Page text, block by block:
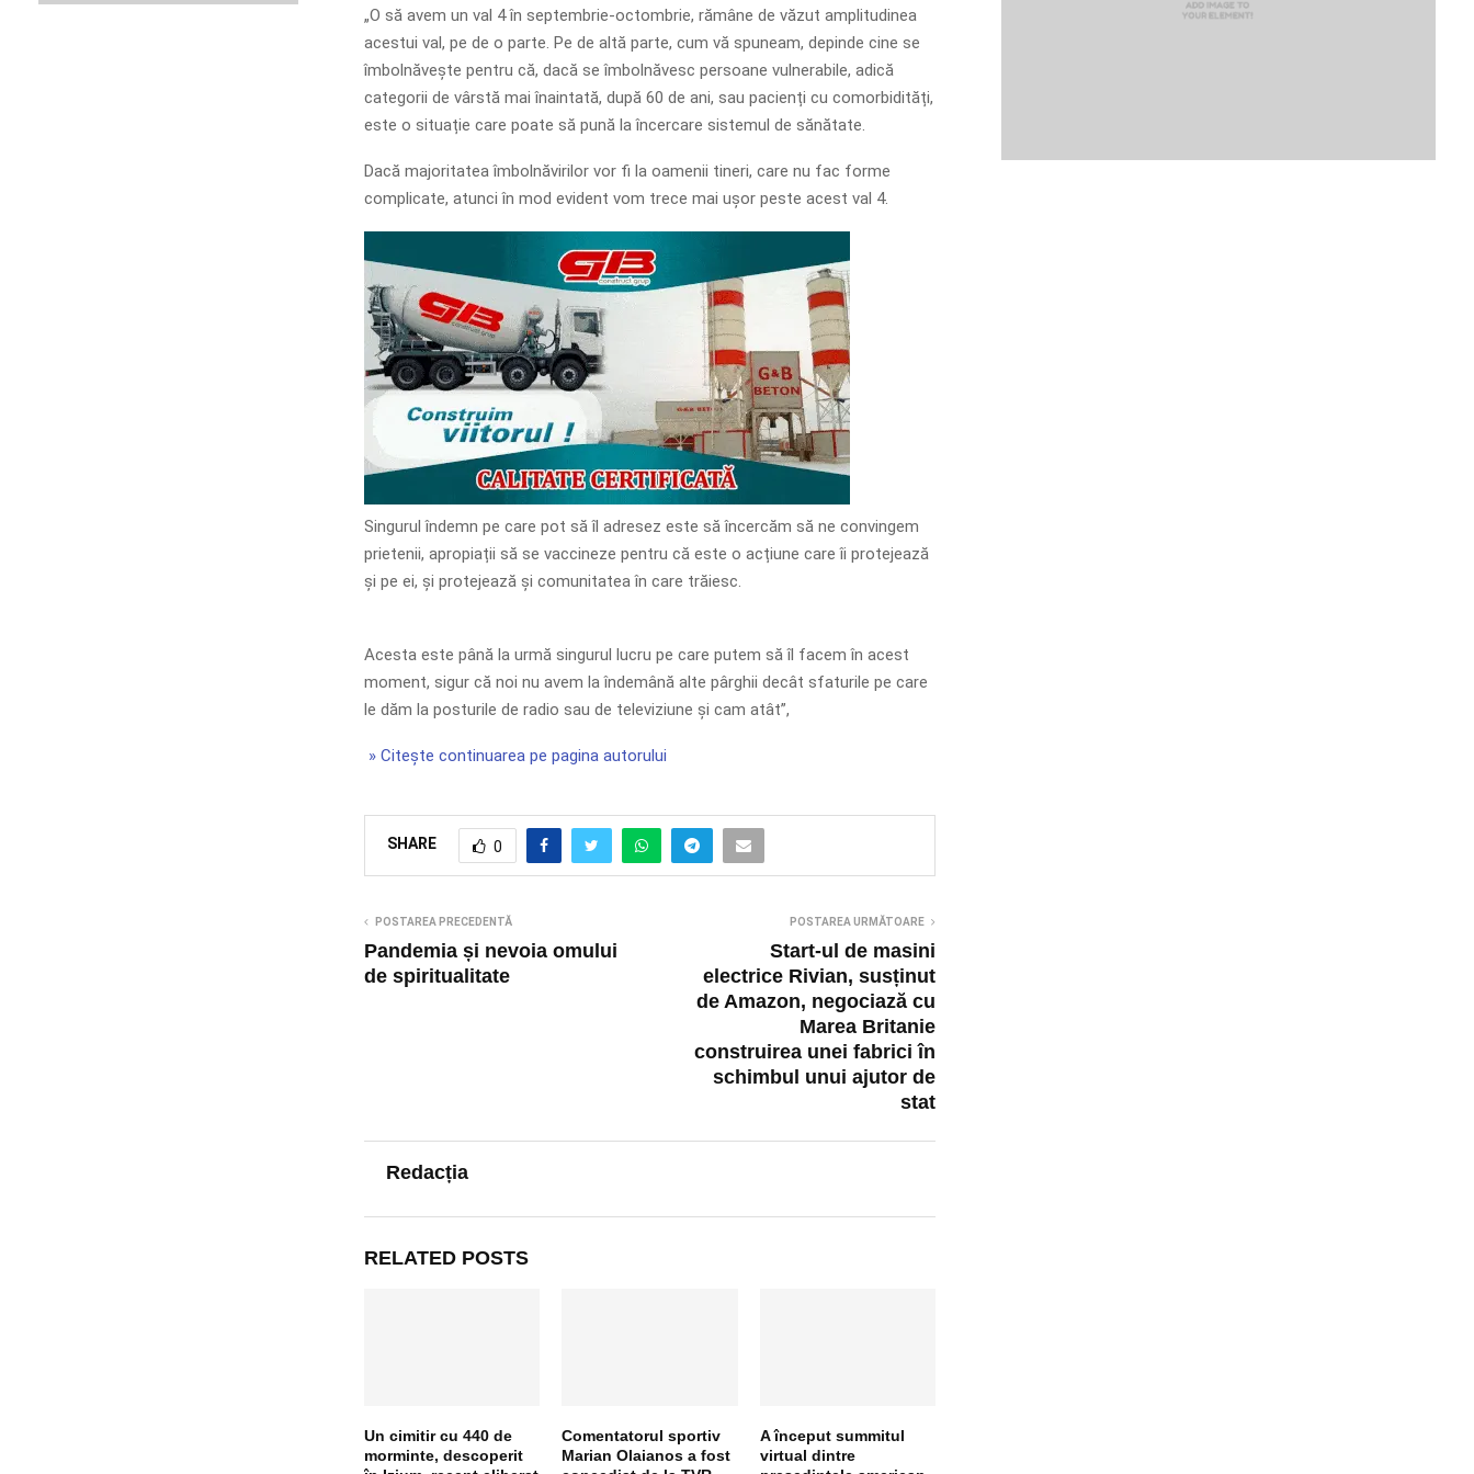
„O să avem un val 4 în septembrie-octombrie, rămâne de văzut amplitudinea
acestui val, pe de o parte. Pe de altă parte, cum vă spuneam, depinde cine se
îmbolnăvește pentru că, dacă se îmbolnăvesc persoane vulnerabile, adică
categorii de vârstă mai înaintată, după 60 de ani, sau pacienți cu comorbidități,
este o situație care poate să pună la încercare sistemul de sănătate.
Dacă majoritatea îmbolnăvirilor vor fi la oamenii tineri, care nu fac forme
complicate, atunci în mod evident vom trece mai ușor peste acest val 4.
Singurul îndemn pe care pot să îl adresez este să încercăm să ne convingem
prietenii, apropiații să se vaccineze pentru că este o acțiune care îi protejează
și pe ei, și protejează și comunitatea în care trăiesc.
Acesta este până la urmă singurul lucru pe care putem să îl facem în acest
moment, sigur că noi nu avem la îndemână alte pârghii decât sfaturile pe care
le dăm la posturile de radio sau de televiziune și cam atât”,
» Citește continuarea pe pagina autorului
SHARE 0
POSTAREA PRECEDENTĂ
Pandemia și nevoia omului
de spiritualitate
POSTAREA URMĂTOARE
Start-ul de masini
electrice Rivian, susținut
de Amazon, negociază cu
Marea Britanie
construirea unei fabrici în
schimbul unui ajutor de
stat
Redacția
RELATED POSTS
Un cimitir cu 440 de
morminte, descoperit
Comentatorul sportiv
Marian Olaianos a fost
A început summitul
virtual dintre